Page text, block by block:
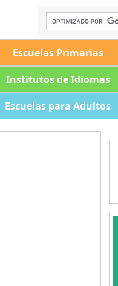
Escuelas Primarias
Institutos de Idiomas
Escuelas para Adultos